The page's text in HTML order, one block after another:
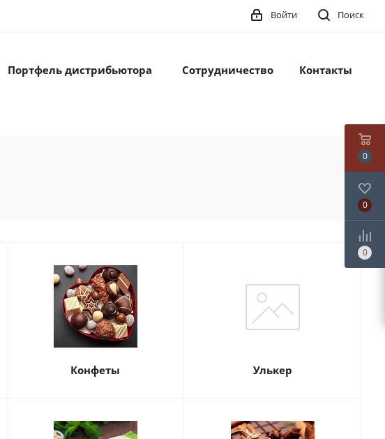
Поиск
Войти
Портфель дистрибьютора Сотрудничество Контакты
Конфеты Улькер
0
0
0